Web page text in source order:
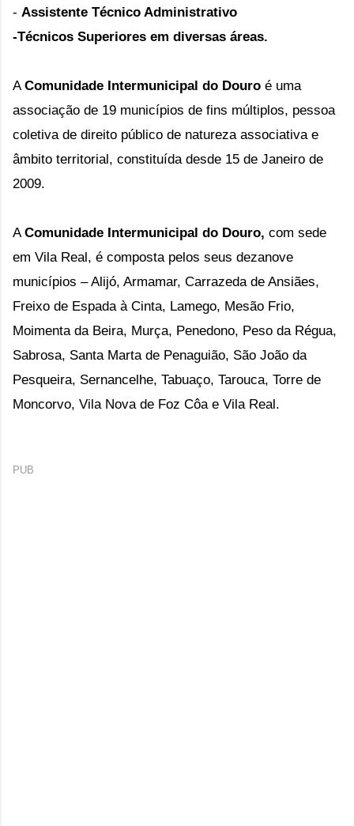
- Assistente Técnico Administrativo
-Técnicos Superiores em diversas áreas.
AComunidade Intermunicipal do Douro é uma
associação de 19 municípios de fins múltiplos, pessoa
coletiva de direito público de natureza associativa e
âmbito territorial, constituída desde 15 de Janeiro de
2009.
AComunidade Intermunicipal do Douro, com sede
em Vila Real, é composta pelos seus dezanove
municípios – Alijó, Armamar, Carrazeda de Ansiães,
Freixo de Espada à Cinta, Lamego, Mesão Frio,
Moimenta da Beira, Murça, Penedono, Peso da Régua,
Sabrosa, Santa Marta de Penaguião, São João da
Pesqueira, Sernancelhe, Tabuaço, Tarouca, Torre de
Moncorvo, Vila Nova de Foz Côa e Vila Real.
PUB